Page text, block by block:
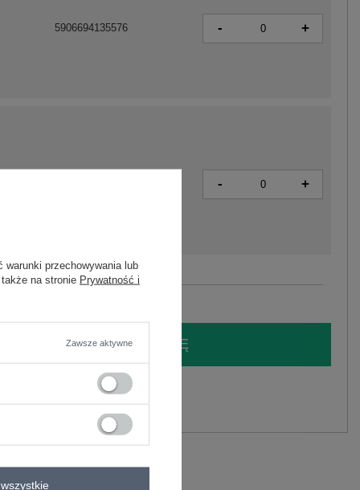
5906694135576 - +
- +
Zobacz wszystkie kolory (+2)
SIĘ I ZOBACZ CENĘ
warunki przechowywania lub
na stronie Prywatność i
Zawsze aktywne